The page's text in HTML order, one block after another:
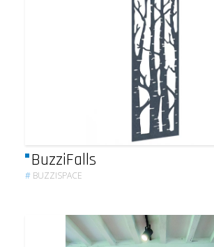
BuzziFalls
# BUZZISPACE